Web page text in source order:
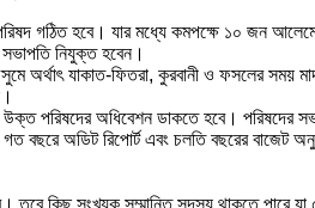
গঠিত হবে। যার মধ্যে কমপক্ষে ১০ জন
সভাপতি নিযুক্ত হবেন।
অর্থাৎ যাকাত-ফিতরা, কুরবানী ও ফসলের সময়
পরিষদের অধিবেশন ডাকতে হবে। পরিষদের
বছরে অডিট রিপোর্ট এবং চলতি বছরের বাজেট
সংখ্যক সম্মানিত সদস্য থাকতে পারে যা ৫